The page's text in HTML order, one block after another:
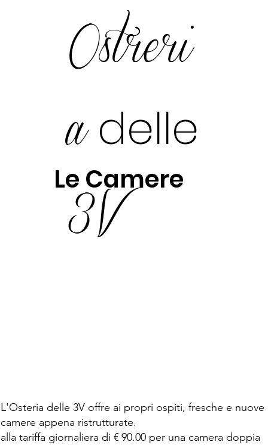
Ostreri
adelle
3V
Le Camere
L'Osteria delle 3V offre ai propri ospiti, fresche e nuove
camere appena ristrutturate.
alla tariffa giornaliera di € 90.00 per una camera doppia